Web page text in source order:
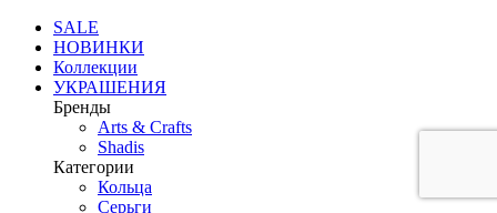
SALE
НОВИНКИ
Коллекции
УКРАШЕНИЯ
Бренды
Аrts & Сrafts
Shadis
Категории
Кольца
Серьги